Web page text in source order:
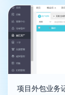
项目外包业务